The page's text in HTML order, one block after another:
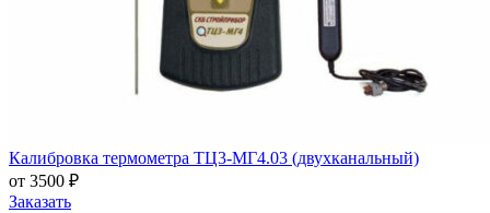
Калибровка термометра ТЦ3-МГ4.03 (двухканальный)
от 3500 ₽
Заказать